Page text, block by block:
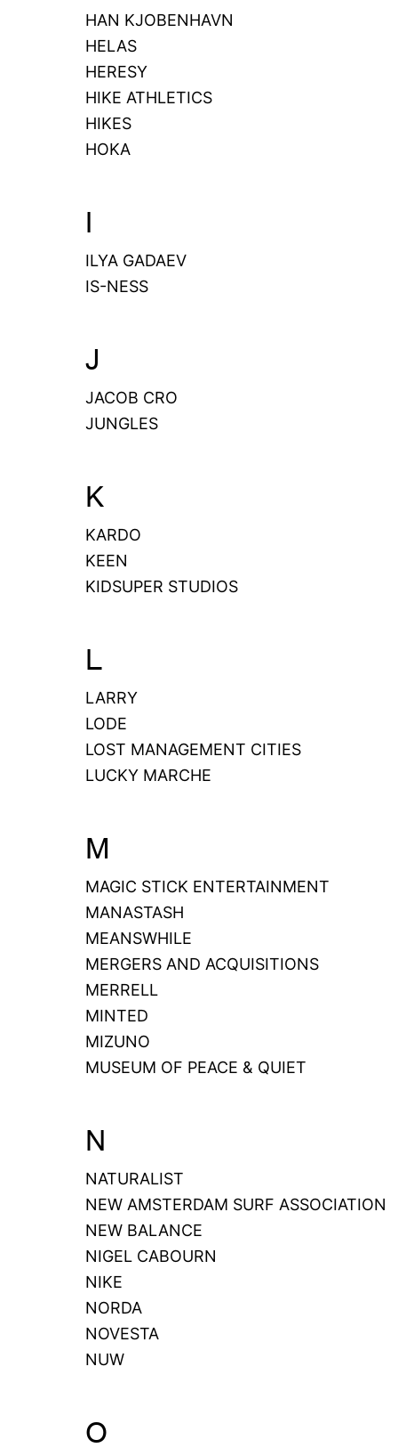
HAN KJOBENHAVN
HELAS
HERESY
HIKE ATHLETICS
HIKES
HOKA
I
ILYA GADAEV
IS-NESS
J
JACOB CRO
JUNGLES
K
KARDO
KEEN
KIDSUPER STUDIOS
L
LARRY
LODE
LOST MANAGEMENT CITIES
LUCKY MARCHE
M
MAGIC STICK ENTERTAINMENT
MANASTASH
MEANSWHILE
MERGERS AND ACQUISITIONS
MERRELL
MINTED
MIZUNO
MUSEUM OF PEACE & QUIET
N
NATURALIST
NEW AMSTERDAM SURF ASSOCIATION
NEW BALANCE
NIGEL CABOURN
NIKE
NORDA
NOVESTA
NUW
O